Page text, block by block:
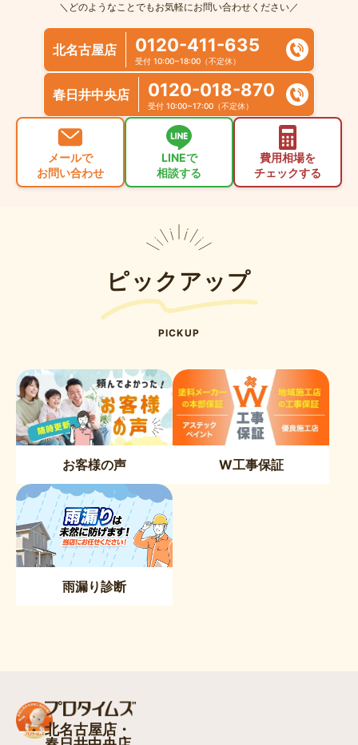
＼どのようなことでもお気軽にお問い合わせください／
北名古屋店 0120-411-635
受付 10:00~18:00（不定休）
春日井中央店 0120-018-870
受付 10:00~17:00（不定休）
メールで
お問い合わせ
LINEで
相談する
費用相場を
チェックする
ピックアップ
PICKUP
お客様の声 W工事保証
雨漏り診断
北名古屋店・